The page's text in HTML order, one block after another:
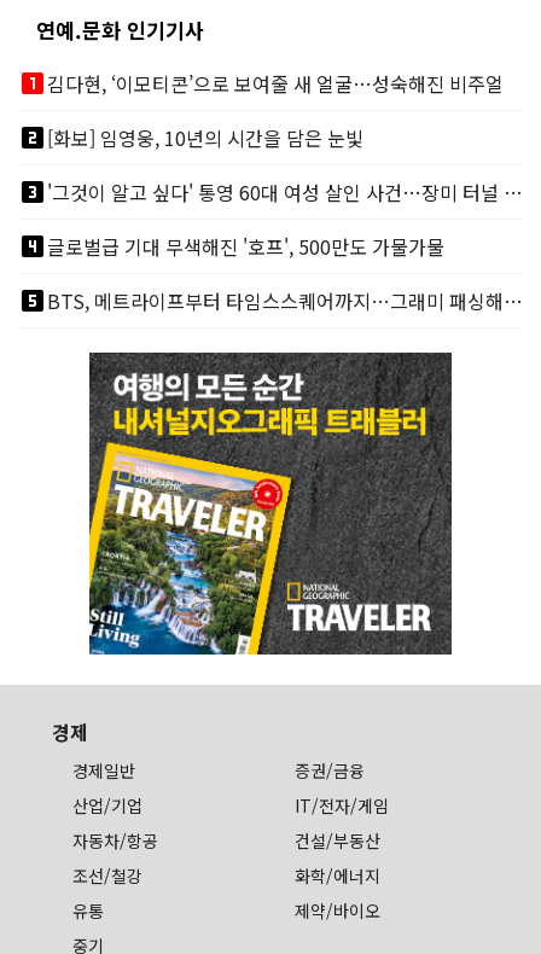
연예.문화 인기기사
looks_one김다현, ‘이모티콘’으로 보여줄 새 얼굴…성숙해진 비주얼
looks_two[화보] 임영웅, 10년의 시간을 담은 눈빛
looks_3
'그것이 알고 싶다' 통영 60대 여성 살인 사건…장미 터널 아래 킬러, 누구냐 넌?
looks_4글로벌급 기대 무색해진 '호프', 500만도 가물가물
looks_5
BTS, 메트라이프부터 타임스스퀘어까지…그래미 패싱해도 미 대륙 꿀꺽
경제
경제일반
증권/금융
산업/기업
IT/전자/게임
자동차/항공
건설/부동산
조선/철강
화학/에너지
유통
제약/바이오
중기